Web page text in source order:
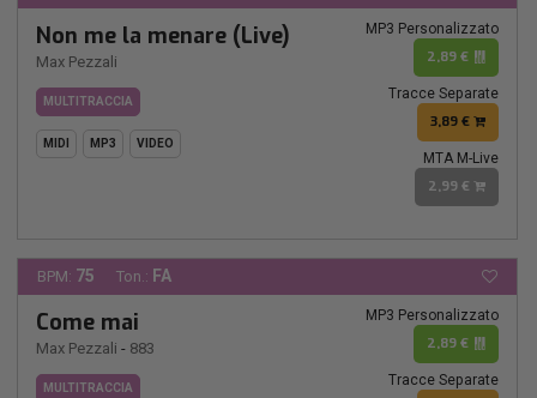
Non me la menare (Live)
Max Pezzali
MULTITRACCIA
MIDI MP3 VIDEO
MP3 Personalizzato
2,89 €
Tracce Separate
3,89 €
MTA M-Live
2,99 €
BPM: 75 Ton.: FA
Come mai
Max Pezzali - 883
MULTITRACCIA
MP3 Personalizzato
2,89 €
Tracce Separate